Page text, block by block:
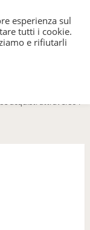
acquisti attraverso i
esperienza sul
tutti i cookie.
e rifiutarli